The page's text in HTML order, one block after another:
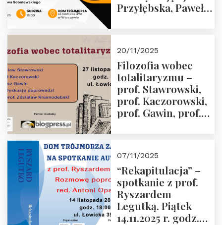
Przyłębska, Paweł
Przemysław
Sobolewski – 4
grudnia 2025 r.
godz. 18:00.
20/11/2025
Filozofia wobec
totalitaryzmu –
prof. Stawrowski,
prof. Kaczorowski,
prof. Gawin, prof.
07/11/2025
“Rekapitulacja” –
spotkanie z prof.
Ryszardem
Legutką. Piątek
14.11.2025 r. godz.